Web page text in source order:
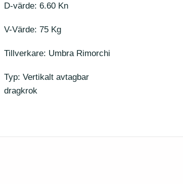
D-värde: 6.60 Kn
V-Värde: 75 Kg
Tillverkare: Umbra Rimorchi
Typ: Vertikalt avtagbar
dragkrok